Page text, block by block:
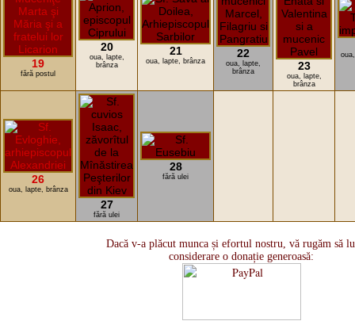
19
fără postul
20
oua, lapte,
brânza
21
oua, lapte, brânza
22
oua, lapte,
brânza
23
oua, lapte,
brânza
26
oua, lapte, brânza
27
fără ulei
28
fără ulei
Dacă v-a plăcut munca și efortul nostru, vă rugăm să
considerare o donație generoasă: